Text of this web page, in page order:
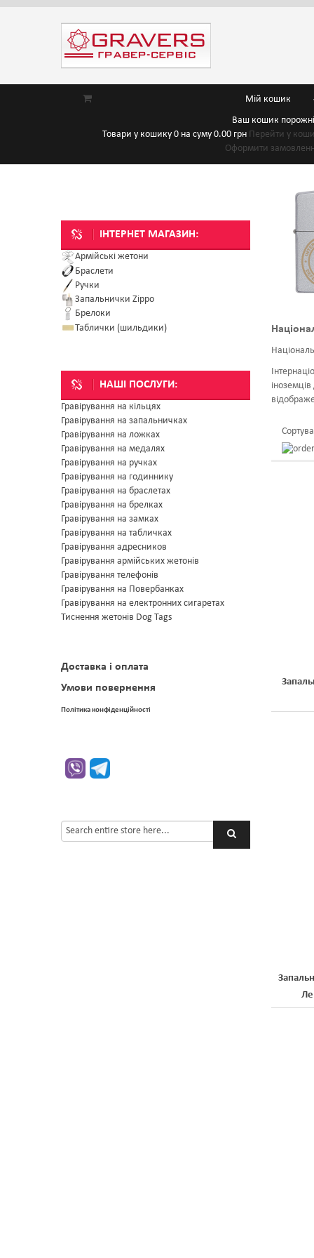
Мій кошик
Ваш кошик
Товари у кошику 0 на суму 0.00 грн Перейти у
Оформити
ІНТЕРНЕТ МАГАЗИН:
Армійські жетони
Браслети
Ручки
Запальнички Zippo
Брелоки
Таблички (шильдики)
НАШІ ПОСЛУГИ:
Гравірування на кільцях
Гравірування на запальничках
Гравірування на ложках
Гравірування на медалях
Гравірування на ручках
Гравірування на годиннику
Гравірування на браслетах
Гравірування на брелках
Гравірування на замках
Гравірування на табличках
Гравірування адресников
Гравірування армійських жетонів
Гравірування телефонів
Гравірування на Повербанках
Гравірування на електронних сигаретах
Тиснення жетонів Dog Tags
Доставка і оплата
Умови повернення
Політика конфіденційності